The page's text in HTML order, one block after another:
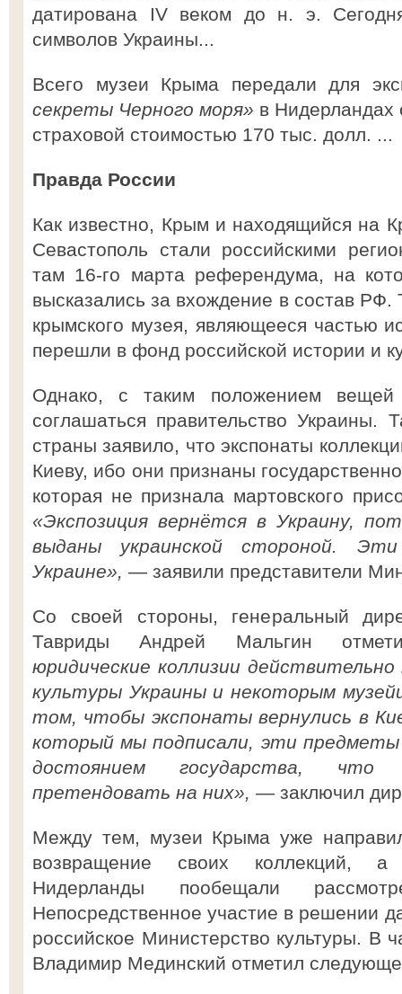
датирована IV веком до н. э.
символов Украины...
Всего музеи Крыма передали для
секреты Черного моря» в Нидерландах
страховой стоимостью 170 тыс. долл. ...
Правда России
Как известно, Крым и находящийся на
Севастополь стали российскими
там 16-го марта референдума, на
высказались за вхождение в состав
крымского музея, являющееся частью
перешли в фонд российской истории и
Однако, с таким положением вещей
соглашаться правительство Украины.
страны заявило, что экспонаты
Киеву, ибо они признаны
которая не признала мартовского
«Экспозиция вернётся в Украину,
выданы украинской стороной.
Украине», — заявили представители
Со своей стороны, генеральный
Тавриды Андрей Мальгин
юридические коллизии
культуры Украины и некоторым
том, чтобы экспонаты вернулись в
который мы подписали, эти
достоянием государства,
претендовать на них», — заключил
Между тем, музеи Крыма уже
возвращение своих коллекций,
Нидерланды пообещали
Непосредственное участие в решении
российское Министерство культуры. В
Владимир Мединский отметил